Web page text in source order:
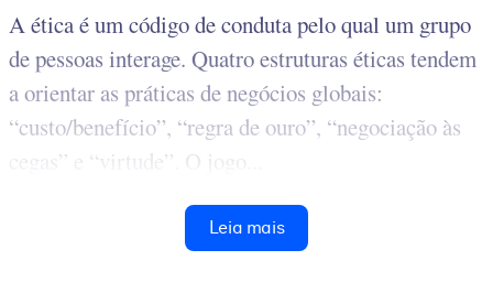
A ética é um código de conduta pelo qual um grupo
de pessoas interage. Quatro estruturas éticas tendem
a orientar as práticas de negócios globais:
“custo/benefício”, “regra de ouro”, “negociação às
cegas” e “virtude”. O jogo...
Leia mais